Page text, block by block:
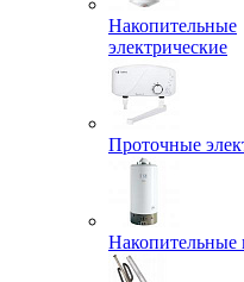
Накопительные
электрические
Проточные
Накопительные